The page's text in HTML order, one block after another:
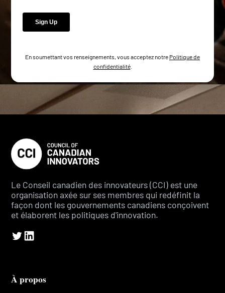
En soumettant vos renseignements, vous acceptez notre Politique de
confidentialité.
Le Conseil canadien des innovateurs (CCI) est une
organisation axée sur ses membres qui redéfinit la
façon dont les gouvernements canadiens conçoivent
et élaborent les politiques d'innovation.
À propos